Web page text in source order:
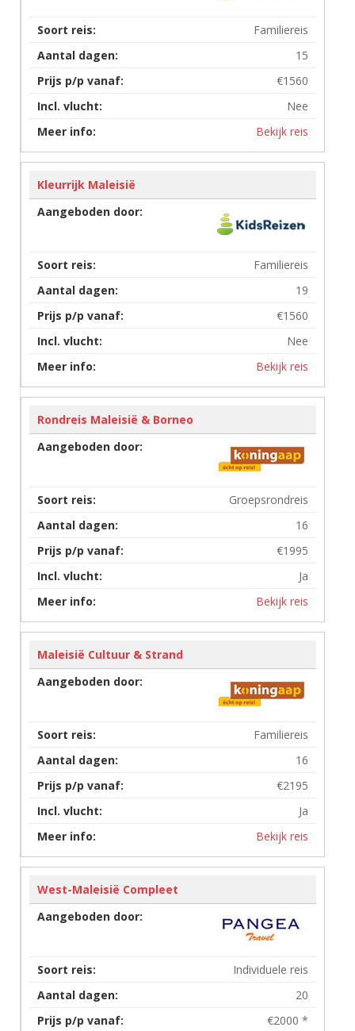
Familiereis
15
€1560
Nee
Bekijk reis
Kleurrijk Maleisië
Familiereis
19
€1560
Nee
Bekijk reis
Rondreis Maleisië & Borneo
Groepsrondreis
16
€1995
Ja
Bekijk reis
Maleisië Cultuur & Strand
Familiereis
16
€2195
Ja
Bekijk reis
West-Maleisië Compleet
Individuele reis
20
€2000 *